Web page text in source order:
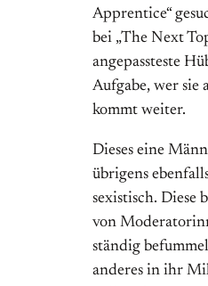
Apprentice“
bei „The Next
angepassteste
Aufgabe, wer sie
kommt weiter.
Dieses eine
übrigens
sexistisch. Diese
von
ständig
anderes in ihr